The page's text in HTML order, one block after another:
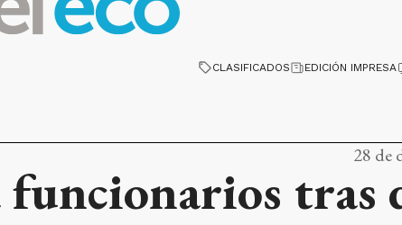
CLASIFICADOS EDICIÓN IMPRESA
28 de
tras